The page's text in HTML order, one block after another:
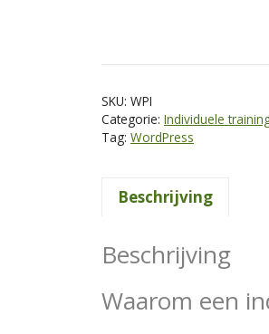
SKU: WPI
Categorie: Individuele
Tag: WordPress
Beschrijving
Beschrijving
Waarom een